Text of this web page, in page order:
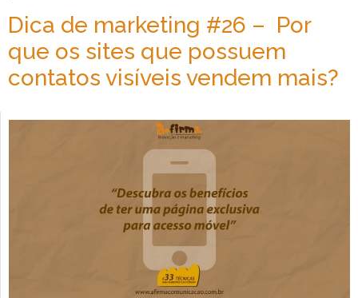
Dica de marketing #26 – Por
que os sites que possuem
contatos visíveis vendem mais?